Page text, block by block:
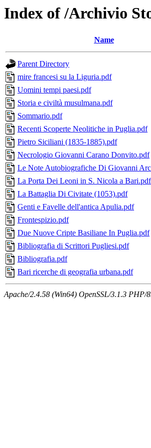
Index of /Archivio
Name
Parent Directory
mire francesi su la Liguria.pdf
Uomini tempi paesi.pdf
Storia e civiltà musulmana.pdf
Sommario.pdf
Recenti Scoperte Neolitiche in Puglia.pdf
Pietro Siciliani (1835-1885).pdf
Necrologio Giovanni Carano Donvito.pdf
Le Note Autobiografiche Di Giovanni
La Porta Dei Leoni in S. Nicola a Bari.pdf
La Battaglia Di Civitate (1053).pdf
Genti e Favelle dell'antica Apulia.pdf
Frontespizio.pdf
Due Nuove Cripte Basiliane In Puglia.pdf
Bibliografia di Scrittori Pugliesi.pdf
Bibliografia.pdf
Bari ricerche di geografia urbana.pdf
Apache/2.4.58 (Win64) OpenSSL/3.1.3